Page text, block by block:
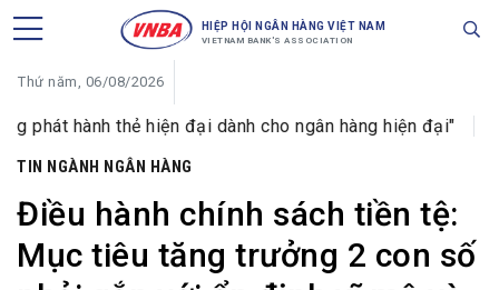
HIỆP HỘI NGÂN HÀNG VIỆT NAM
VIETNAM BANK'S ASSOCIATION
Thứ năm, 06/08/2026
hiện đại dành cho ngân hàng hiện đại" Cổ phiếu
TIN NGÀNH NGÂN HÀNG
Điều hành chính sách tiền tệ:
Mục tiêu tăng trưởng 2 con số